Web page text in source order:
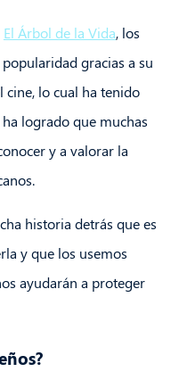
El Árbol de la Vida, los
gracias a su
cine, lo cual ha tenido
logrado que muchas
y a valorar la
historia detrás que es
y que los usemos
ayudarán a proteger